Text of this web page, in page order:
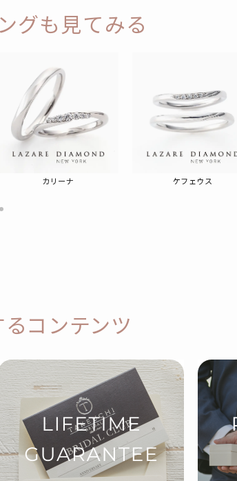
グも見てみる
カリーナ ケフェウス
コンテンツ